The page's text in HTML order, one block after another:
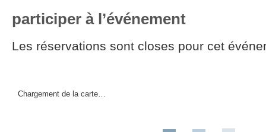
participer à l’événement
Les réservations sont closes pour cet
Chargement de la carte…